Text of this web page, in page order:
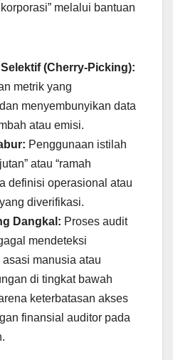
melalui bantuan
(Cherry-Picking):
metrik yang
menyembunyikan data
atau emisi.
Penggunaan istilah
atau “ramah
definisi operasional atau
diverifikasi.
Dangkal: Proses audit
mendeteksi
manusia atau
di tingkat bawah
keterbatasan akses
finansial auditor pada